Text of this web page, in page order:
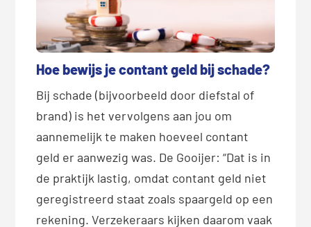
Hoe bewijs je contant geld bij schade?
Bij schade (bijvoorbeeld door diefstal of
brand) is het vervolgens aan jou om
aannemelijk te maken hoeveel contant
geld er aanwezig was. De Gooijer: “Dat is in
de praktijk lastig, omdat contant geld niet
geregistreerd staat zoals spaargeld op een
rekening. Verzekeraars kijken daarom vaak